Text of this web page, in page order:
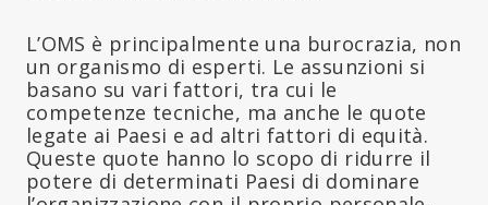
L’OMS è principalmente una burocrazia, non
un organismo di esperti. Le assunzioni si
basano su vari fattori, tra cui le
competenze tecniche, ma anche le quote
legate ai Paesi e ad altri fattori di equità.
Queste quote hanno lo scopo di ridurre il
potere di determinati Paesi di dominare